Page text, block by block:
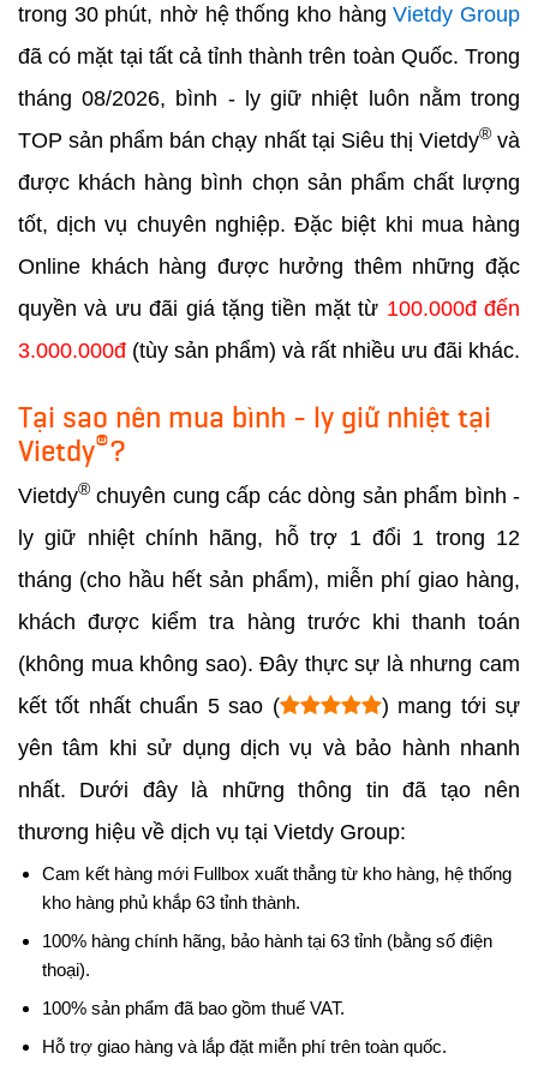
trong 30 phút, nhờ hệ thống kho hàngVietdy Group
đã có mặt tại tất cả tỉnh thành trên toàn Quốc. Trong
tháng 08/2026, bình - ly giữ nhiệt luôn nằm trong
TOP sản phẩm bán chạy nhất tại Siêu thị Vietdy®và
được khách hàng bình chọn sản phẩm chất lượng
tốt, dịch vụ chuyên nghiệp. Đặc biệt khi mua hàng
Online khách hàng được hưởng thêm những đặc
quyền và ưu đãi giá tặng tiền mặt từ 100.000đ đến
3.000.000đ (tùy sản phẩm) và rất nhiều ưu đãi khác.
Tại sao nên mua bình - ly giữ nhiệt tại
Vietdy®?
Vietdy® chuyên cung cấp các dòng sản phẩm bình -
ly giữ nhiệt chính hãng, hỗ trợ 1 đổi 1 trong 12
tháng (cho hầu hết sản phẩm), miễn phí giao hàng,
khách được kiểm tra hàng trước khi thanh toán
(không mua không sao). Đây thực sự là nhưng cam
kết tốt nhất chuẩn 5 sao (
) mang tới sự
yên tâm khi sử dụng dịch vụ và bảo hành nhanh
nhất. Dưới đây là những thông tin đã tạo nên
thương hiệu về dịch vụ tại Vietdy Group:
Cam kết hàng mới Fullbox xuất thẳng từ kho hàng, hệ thống
kho hàng phủ khắp 63 tỉnh thành.
100% hàng chính hãng, bảo hành tại 63 tỉnh (bằng số điện
thoại).
100% sản phẩm đã bao gồm thuế VAT.
Hỗ trợ giao hàng và lắp đặt miễn phí trên toàn quốc.